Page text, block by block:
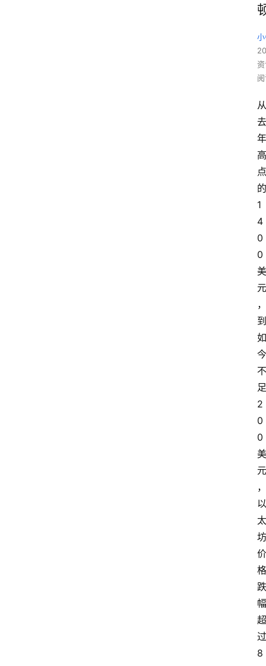
从
去
年
高
点
的
1
4
0
0
美
元
，
到
如
今
不
足
2
0
0
美
元
，
以
太
坊
价
格
跌
幅
超
过
8